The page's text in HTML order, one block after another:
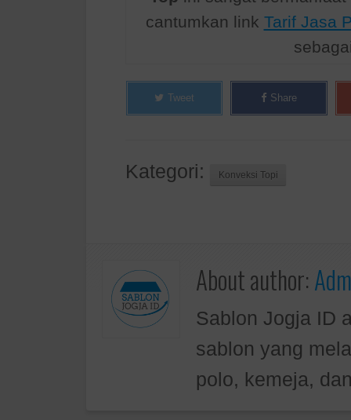
cantumkan link Tarif Jasa
Tweet Share
Kategori: Konveksi Topi
About author:
Sablon Jogja ID
sablon yang
polo, kemeja,